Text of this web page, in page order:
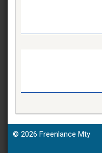
© 2026 Freenlance Mty